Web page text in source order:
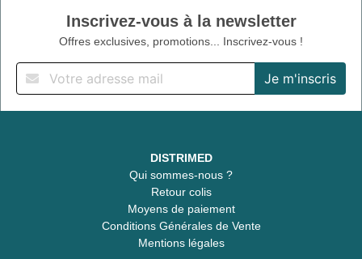
Inscrivez-vous à la newsletter
Offres exclusives, promotions... Inscrivez-vous !
DISTRIMED
Qui sommes-nous ?
Retour colis
Moyens de paiement
Conditions Générales de Vente
Mentions légales